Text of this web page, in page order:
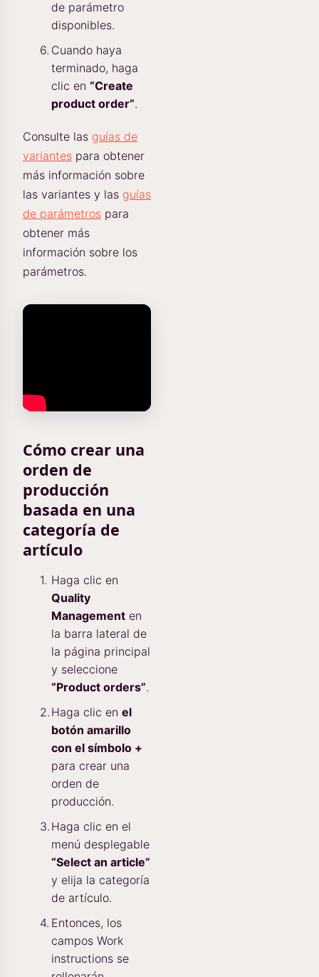
de parámetro
disponibles.
Cuando haya
terminado, haga
clic en “Create
product order”.
Consulte las guías de
variantes para obtener
más información sobre
las variantes y las guías
de parámetros para
obtener más
información sobre los
parámetros.
Cómo crear una
orden de
producción
basada en una
categoría de
artículo
Haga clic en
Quality
Management en
la barra lateral de
la página principal
y seleccione
“Product orders”.
Haga clic en el
botón amarillo
con el símbolo +
para crear una
orden de
producción.
Haga clic en el
menú desplegable
“Select an article”
y elija la categoría
de artículo.
Entonces, los
campos Work
instructions se